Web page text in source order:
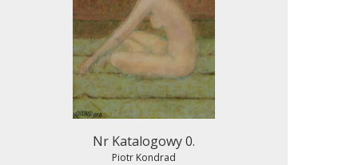
Nr Katalogowy 0.
Piotr Kondrad